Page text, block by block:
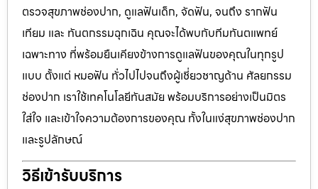
ตรวจสุขภาพช่องปาก, ดูแลฟันเด็ก, จัดฟัน, จนถึง รากฟัน
เทียม และ ทันตกรรมฉุกเฉิน คุณจะได้พบกับทีมทันตแพทย์
เฉพาะทาง ที่พร้อมยืนเคียงข้างการดูแลฟันของคุณในทุกรูป
แบบ ตั้งแต่ หมอฟัน ทั่วไปไปจนถึงผู้เชี่ยวชาญด้าน ศัลยกรรม
ช่องปาก เราใช้เทคโนโลยีทันสมัย พร้อมบริการอย่างเป็นมิตร
ใส่ใจ และเข้าใจความต้องการของคุณ ทั้งในแง่สุขภาพช่องปาก
และรูปลักษณ์
วิธีเข้ารับบริการ